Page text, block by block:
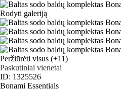
Rodyti galeriją
Peržiūrėti visus (+11)
Paskutiniai vienetai
ID: 1325526
Bonami Essentials